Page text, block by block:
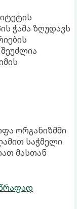
ჭამა ზღუდავს
ორგანიზმში
საჭმელი
მასთან